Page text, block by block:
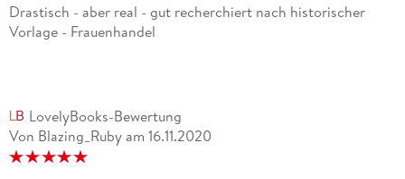
Drastisch - aber real - gut recherchiert nach historischer
Vorlage - Frauenhandel
LovelyBooks-Bewertung
Von Blazing_Ruby am 16.11.2020